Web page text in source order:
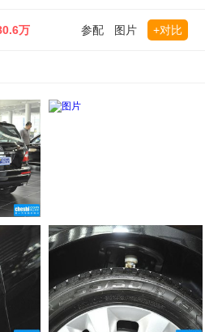
万 参配 图片 +对比